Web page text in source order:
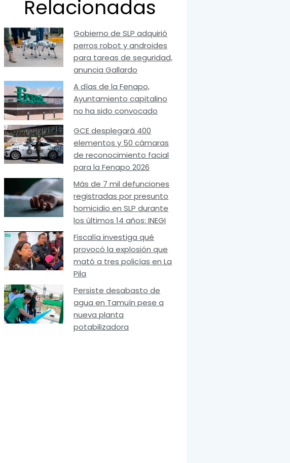
Relacionadas
Gobierno de SLP adquirió
perros robot y androides
para tareas de seguridad,
anuncia Gallardo
A días de la Fenapo,
Ayuntamiento capitalino
no ha sido convocado
GCE desplegará 400
elementos y 50 cámaras
de reconocimiento facial
para la Fenapo 2026
Más de 7 mil defunciones
registradas por presunto
homicidio en SLP durante
los últimos 14 años: INEGI
Fiscalía investiga qué
provocó la explosión que
mató a tres policías en La
Pila
Persiste desabasto de
agua en Tamuín pese a
nueva planta
potabilizadora